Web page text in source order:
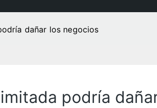
dañar los negocios
podría